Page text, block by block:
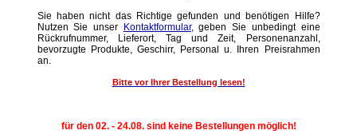
Sie haben nicht das Richtige gefunden und benötigen Hilfe?
Nutzen Sie unser
Kontaktformular, geben Sie unbedingt eine
Rückrufnummer, Lieferort, Tag und Zeit, Personenanzahl,
bevorzugte Produkte, Geschirr, Personal u. Ihren Preisrahmen
an.
Bitte vor Ihrer Bestellung lesen!
für den 02. - 24.08. sind keine Bestellungen möglich!